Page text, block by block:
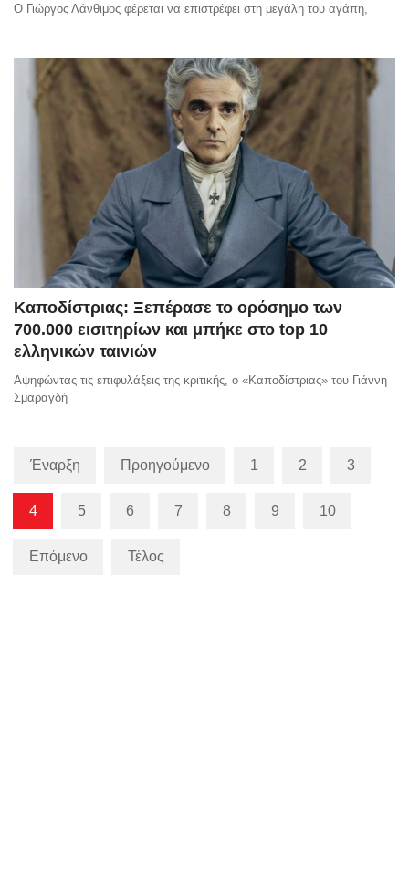
Ο Γιώργος Λάνθιμος φέρεται να επιστρέφει στη μεγάλη του αγάπη,
Καποδίστριας: Ξεπέρασε το ορόσημο των
700.000 εισιτηρίων και μπήκε στο top 10
ελληνικών ταινιών
Αψηφώντας τις επιφυλάξεις της κριτικής, ο «Καποδίστριας» του Γιάννη
Σμαραγδή
Έναρξη Προηγούμενο 1 2 3
4 5 6 7 8 9 10
Επόμενο Τέλος